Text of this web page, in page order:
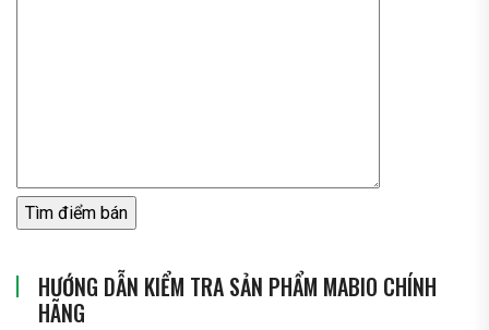
HƯỚNG DẪN KIỂM TRA SẢN PHẨM MABIO CHÍNH
HÃNG